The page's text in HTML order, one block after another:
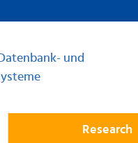
und
Research